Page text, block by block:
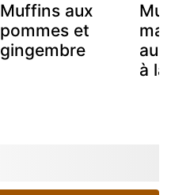
Muffins aux
pommes et
gingembre
à